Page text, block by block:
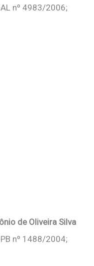
nº 4983/2006;
de Oliveira Silva
nº 1488/2004;